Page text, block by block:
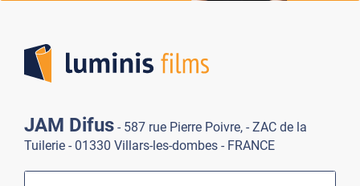
JAM Difus - 587 rue Pierre Poivre, - ZAC de la
Tuilerie - 01330 Villars-les-dombes - FRANCE